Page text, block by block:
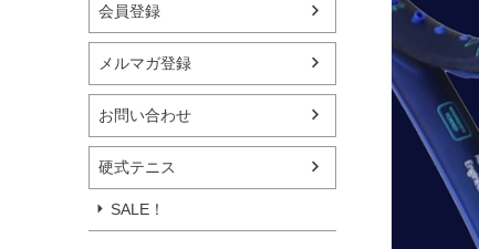
会員登録
メルマガ登録
お問い合わせ
硬式テニス
SALE！